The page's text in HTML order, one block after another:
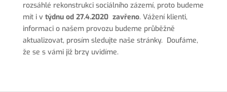
rozsáhlé rekonstrukci sociálního zázemí, proto budeme
mít i v týdnu od 27.4.2020 zavřeno. Vážení klienti,
informaci o našem provozu budeme průběžně
aktualizovat, prosím sledujte naše stránky. Doufáme,
že se s vámi již brzy uvidíme.